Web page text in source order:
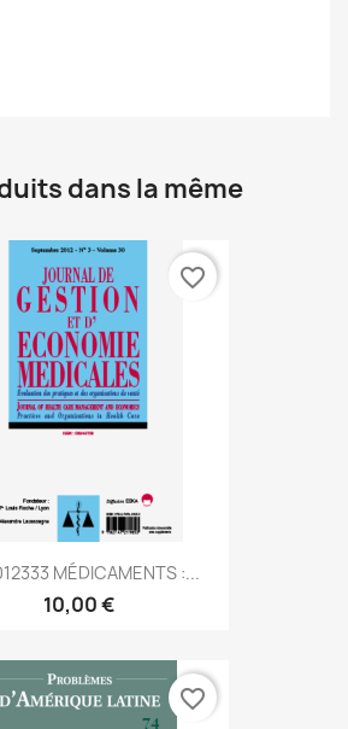
dans la même
MÉDICAMENTS :...
10,00 €
favorite_border
favorite_border